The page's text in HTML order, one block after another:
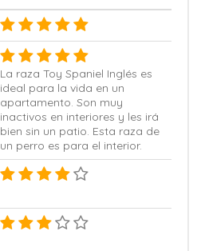
La raza Toy Spaniel Inglés es
ideal para la vida en un
apartamento. Son muy
inactivos en interiores y les irá
bien sin un patio. Esta raza de
un perro es para el interior.